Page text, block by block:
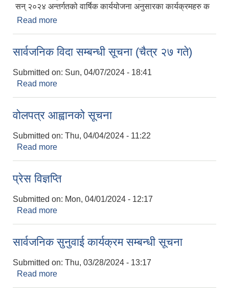
सन् २०२४ अन्तर्गतको वार्षिक कार्ययोजना अनुसारका कार्यक्रमहरु क
Read more
सार्वजनिक विदा सम्बन्धी सूचना (चैत्र २७ गते)
Submitted on: Sun, 04/07/2024 - 18:41
Read more
वोलपत्र आह्वानको सूचना
Submitted on: Thu, 04/04/2024 - 11:22
Read more
प्रेस विज्ञप्ति
Submitted on: Mon, 04/01/2024 - 12:17
Read more
सार्वजनिक सुनुवाई कार्यक्रम सम्बन्धी सूचना
Submitted on: Thu, 03/28/2024 - 13:17
Read more